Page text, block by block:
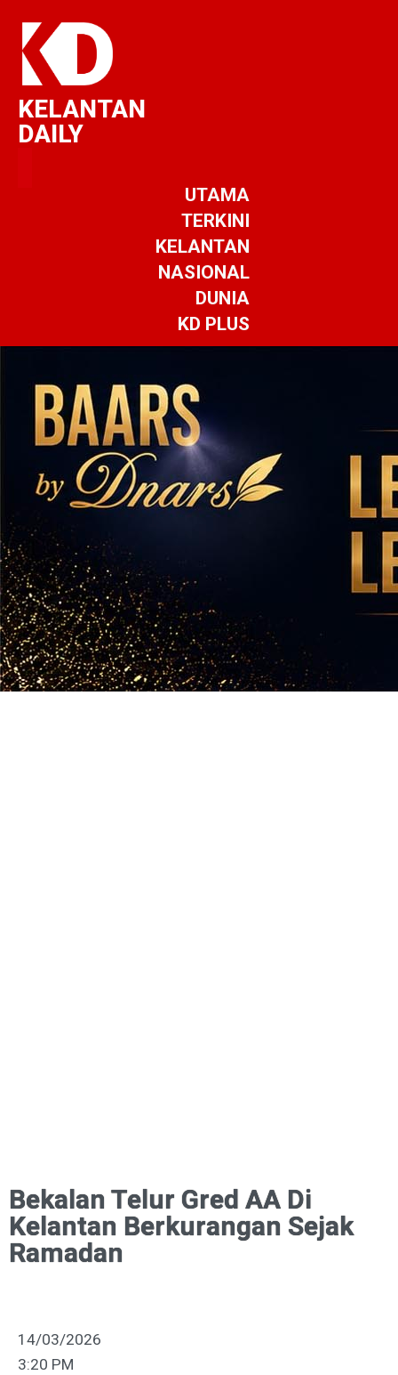
KELANTAN
DAILY
UTAMA
TERKINI
KELANTAN
NASIONAL
DUNIA
KD PLUS
Bekalan Telur Gred AA Di
Kelantan Berkurangan Sejak
Ramadan
14/03/2026
3:20 PM